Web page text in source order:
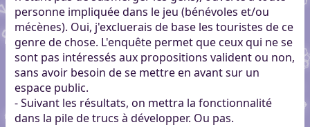
personne impliquée dans le jeu (bénévoles et/ou
mécènes). Oui, j'excluerais de base les touristes de ce
genre de chose. L'enquête permet que ceux qui ne se
sont pas intéressés aux propositions valident ou non,
sans avoir besoin de se mettre en avant sur un
espace public.
- Suivant les résultats, on mettra la fonctionnalité
dans la pile de trucs à développer. Ou pas.